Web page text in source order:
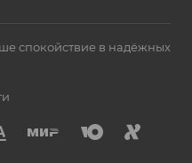
спокойствие в надёжных